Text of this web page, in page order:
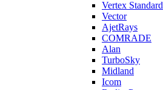
Vertex Standard
Vector
AjetRays
COMRADE
Alan
TurboSky
Midland
Icom